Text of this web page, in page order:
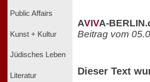
Public Affairs
Kunst + Kultur
Jüdisches Leben
Literatur
AVIVA-
Beitrag vom
Dieser Text